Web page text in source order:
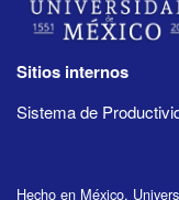
Sitios internos
Sistema de
Hecho en México,